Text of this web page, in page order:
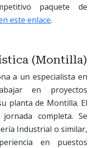
paquete de
este enlace.
(Montilla)
a un especialista en
en proyectos
planta de Montilla. El
completa. Se
Industrial o similar,
en puestos